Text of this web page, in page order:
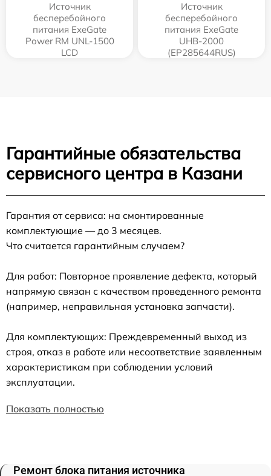
Источник
бесперебойного
питания ExeGate
Power RM UNL-1500
LCD
Источник
бесперебойного
питания ExeGate
UHB-2000
(EP285644RUS)
Гарантийные обязательства
сервисного центра в Казани
Гарантия от сервиса: на смонтированные
комплектующие — до 3 месяцев.
Что считается гарантийным случаем?
Для работ: Повторное проявление дефекта, который
напрямую связан с качеством проведенного ремонта
(например, неправильная установка запчасти).
Для комплектующих: Преждевременный выход из
строя, отказ в работе или несоответствие заявленным
характеристикам при соблюдении условий
эксплуатации.
Показать полностью
Ремонт блока питания источника